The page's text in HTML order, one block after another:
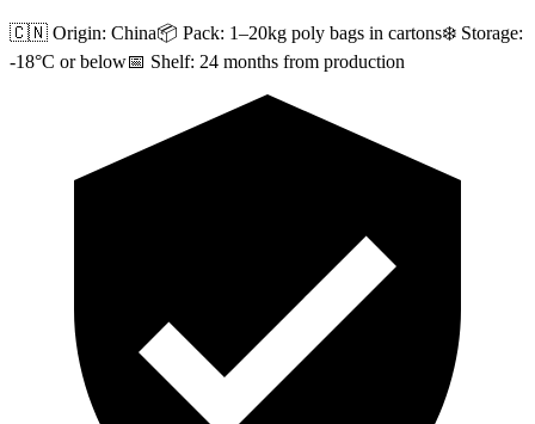
🇨🇳 Origin: China📦 Pack: 1–20kg poly bags in cartons❄️ Storage:
-18°C or below📅 Shelf: 24 months from production